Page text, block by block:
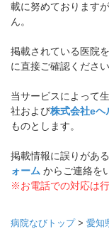
載に努めております
ん。
掲載されている医院
に直接ご確認ください
当サービスによって
社および株式会社eヘ
ものとします。
掲載情報に誤りがあ
ォーム からご連絡を
※お電話での対応は
病院なびトップ> 愛知